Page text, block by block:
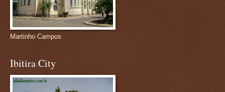
Martinho Campos
Ibitira City